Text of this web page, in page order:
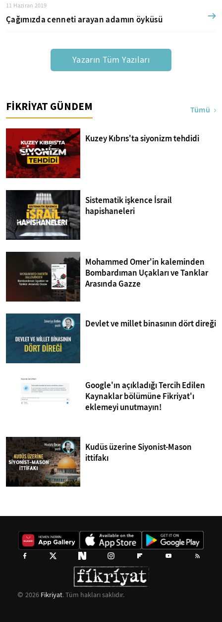
11 Haziran 2019
Çağımızda cenneti arayan adamın öyküsü
Yazarın Tüm Yazıları
FİKRİYAT GÜNDEM Tümü
Kuzey Kıbrıs'ta siyonizm tehdidi
Sistematik işkence İsrail
hapishaneleri
Mohammed Omer'in kaleminden
Bombardıman Uçakları ve Tanklar
Arasında Gazze
Devlet ve millet binasının dört direği
Google'ın açıkladığı Tercih Edilen
Kaynaklar bölümüne Fikriyat'ı
eklemeyi unutmayın!
Kudüs üzerine Siyonist-Mason
ittifakı
2026 Fikriyat. Tüm hakları saklıdır.